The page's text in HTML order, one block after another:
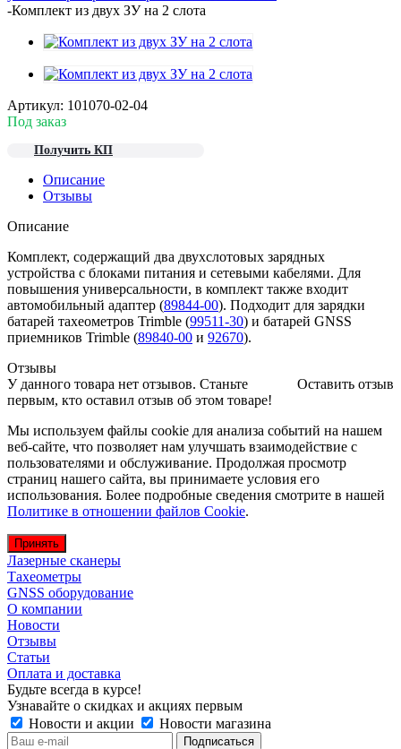
-Комплект из двух ЗУ на 2 слота
Артикул: 101070-02-04
Под заказ
Получить КП
Описание
Отзывы
Описание
Комплект, содержащий два двухслотовых зарядных
устройства с блоками питания и сетевыми кабелями. Для
повышения универсальности, в комплект также входит
автомобильный адаптер (89844-00). Подходит для зарядки
батарей тахеометров Trimble (99511-30) и батарей GNSS
приемников Trimble (89840-00 и 92670).
Отзывы
Оставить отзыв
У данного товара нет отзывов. Станьте
первым, кто оставил отзыв об этом товаре!
Мы используем файлы cookie для анализа событий на нашем
веб-сайте, что позволяет нам улучшать взаимодействие с
пользователями и обслуживание. Продолжая просмотр
страниц нашего сайта, вы принимаете условия его
использования. Более подробные сведения смотрите в нашей
Политике в отношении файлов Cookie.
Принять
Лазерные сканеры
Тахеометры
GNSS оборудование
О компании
Новости
Отзывы
Статьи
Оплата и доставка
Будьте всегда в курсе!
Узнавайте о скидках и акциях первым
Новости и акции
Новости магазина